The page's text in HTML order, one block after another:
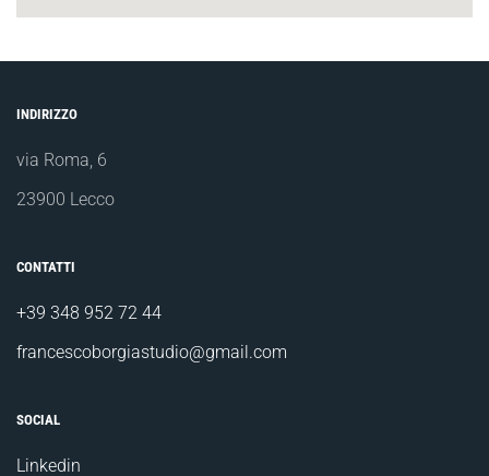
INDIRIZZO
via Roma, 6
23900 Lecco
CONTATTI
+39 348 952 72 44
francescoborgiastudio@gmail.com
SOCIAL
Linkedin